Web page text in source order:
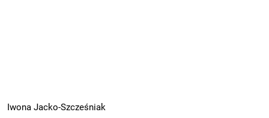
Iwona Jacko-Szcześniak